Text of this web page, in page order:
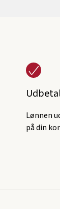
Lønnen
på din